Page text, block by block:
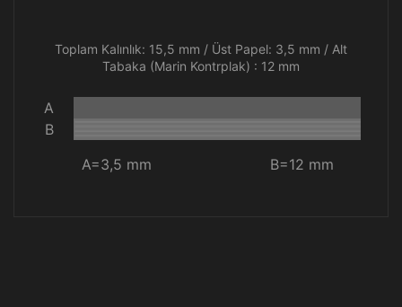
Toplam Kalınlık: 15,5 mm / Üst Papel: 3,5 mm / Alt
Tabaka (Marin Kontrplak) : 12 mm
A
B
A=3,5 mm
B=12 mm